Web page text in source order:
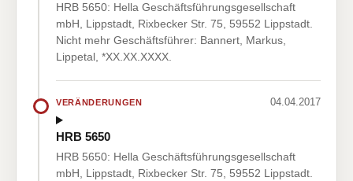
HRB 5650: Hella Geschäftsführungsgesellschaft
mbH, Lippstadt, Rixbecker Str. 75, 59552 Lippstadt.
Nicht mehr Geschäftsführer: Bannert, Markus,
Lippetal, *XX.XX.XXXX.
VERÄNDERUNGEN 04.04.2017
HRB 5650
HRB 5650: Hella Geschäftsführungsgesellschaft
mbH, Lippstadt, Rixbecker Str. 75, 59552 Lippstadt.